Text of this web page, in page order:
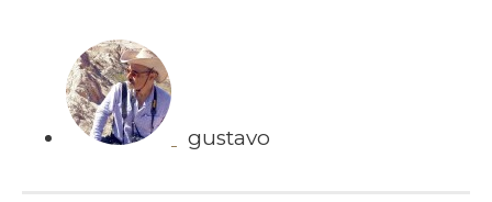
gustavo